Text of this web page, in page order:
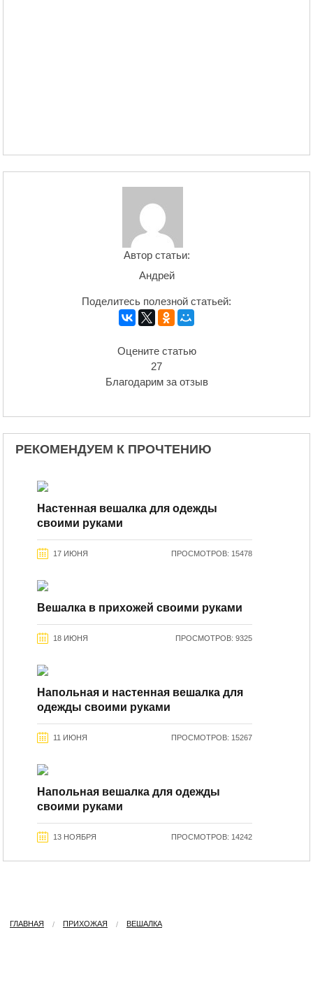
Автор статьи:
Андрей
Поделитесь полезной статьей:
Оцените статью
27
Благодарим за отзыв
РЕКОМЕНДУЕМ К ПРОЧТЕНИЮ
Настенная вешалка для одежды
своими руками
17 ИЮНЯ ПРОСМОТРОВ: 15478
Вешалка в прихожей своими руками
18 ИЮНЯ ПРОСМОТРОВ: 9325
Напольная и настенная вешалка для
одежды своими руками
11 ИЮНЯ ПРОСМОТРОВ: 15267
Напольная вешалка для одежды
своими руками
13 НОЯБРЯ ПРОСМОТРОВ: 14242
ГЛАВНАЯ ПРИХОЖАЯ ВЕШАЛКА